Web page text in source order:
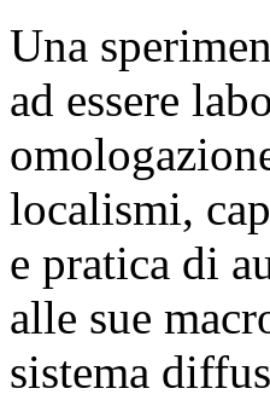
Una
ad essere
localismi,
e pratica di
alle sue
sistema